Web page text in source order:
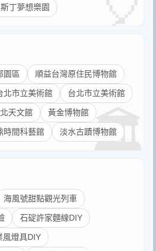
丁夢想樂園
園區 順益台灣原住民博物館
北市立美術館 台北市立美術館
天文館 黃金博物館
時間科藝館 淡水古蹟博物館
海風號甜點觀光列車
石碇許家麵線DIY
風燈具DIY